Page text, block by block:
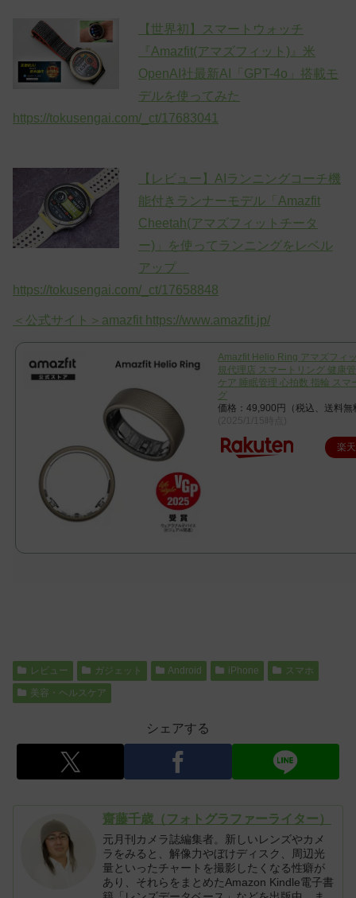
【世界初】スマートウォッチ
『Amazfit(アマズフィット)』米
OpenAI社最新AI「GPT-4o」搭載モ
デルを使ってみた
https://tokusengai.com/_ct/17683041
【レビュー】AIランニングコーチ機
能付きランナーモデル「Amazfit
Cheetah(アマズフィットチータ
ー)」を使ってランニングをレベル
アップ
https://tokusengai.com/_ct/17658848
＜公式サイト＞amazfit https://www.amazfit.jp/
Amazfit Helio Ring アマズフィ
規代理店 スマートリング 健康
ケア 睡眠管理 心拍数 指輪 スマ
グ
価格：49,900円（税込、送料無
楽
レビュー ガジェット Android iPhone
スマホ
美容・ヘルスケア
シェアする
齋藤千歳（フォトグラファーライター）
元月刊カメラ誌編集者。新しいレンズやカメ
ラをみると、解像力やぼけディスク、周辺光
量といったチャートを撮影したくなる性癖が
あり、それらをまとめたAmazon Kindle電子書